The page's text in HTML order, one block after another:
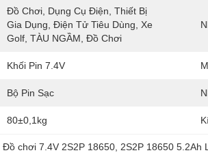
Đồ Chơi, Dụng Cụ Điện, Thiết Bị
Gia Dụng, Điện Tử Tiêu Dùng, Xe
Golf, TÀU NGẦM, Đồ Chơi
Khối Pin 7.4V
Bộ Pin Sạc
80±0,1kg
Đồ chơi 7.4V 2S2P 18650 2S2P 18650 5.2Ah